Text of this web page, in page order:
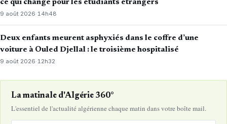
ce qui change pour les étudiants étrangers
9 août 2026· 14h48
Deux enfants meurent asphyxiés dans le coffre d’une
voiture à Ouled Djellal : le troisième hospitalisé
9 août 2026·12h32
La matinale d'Algérie 360°
L'essentiel de l'actualité algérienne chaque matin dans votre boîte mail.